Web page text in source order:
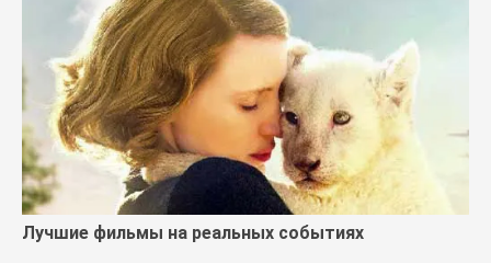
Лучшие фильмы на реальных событиях